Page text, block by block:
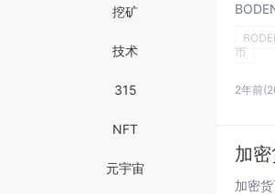
挖矿
技术
315
NFT
元宇宙
币
2年前
加